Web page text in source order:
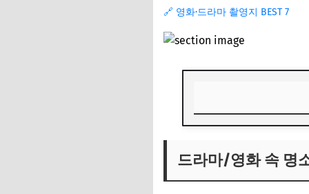
🔗 영화·드라마 촬영지 BEST 7
📌 지금 뜨는 꿀정
드라마/영화 속 명